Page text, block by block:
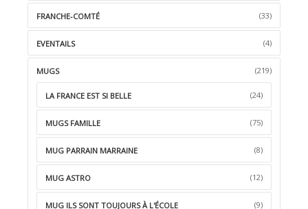
FRANCHE-COMTÉ (33)
EVENTAILS (4)
MUGS (219)
LA FRANCE EST SI BELLE (24)
MUGS FAMILLE (75)
MUG PARRAIN MARRAINE (8)
MUG ASTRO (12)
MUG ILS SONT TOUJOURS À L'ÉCOLE (9)